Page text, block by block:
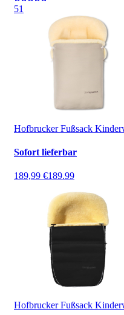
51
Hofbrucker Fußsack
Sofort lieferbar
189,99 €189.99
Hofbrucker Fußsack